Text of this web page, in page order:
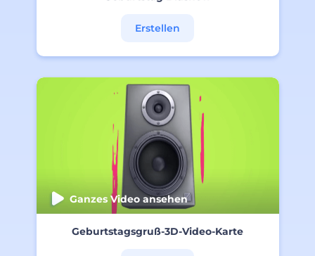
Erstellen
Ganzes Video ansehen
Geburtstagsgruß-3D-Video-Karte